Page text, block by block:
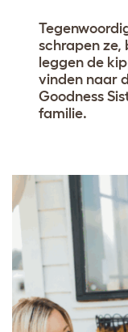
schrapen ze,
leggen de
vinden naar
Goodness
familie.